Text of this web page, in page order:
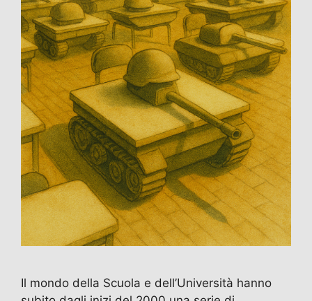
Il mondo della Scuola e dell’Università hanno